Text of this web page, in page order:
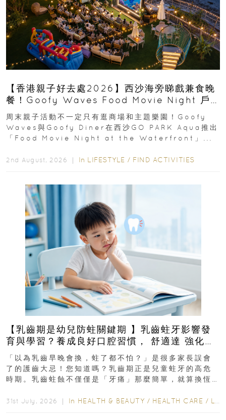
【香港親子好去處2026】西沙海旁睇戲兼食晚
餐！Goofy Waves Food Movie Night 戶
外影院逢週末登場
周末親子活動不一定只有逛商場和主題樂園！Goofy
Waves與Goofy Diner在西沙GO PARK Aqua推出
「Food Movie Night at the Waterfront」...
2nd August, 2026 ｜ In LIFESTYLE / FIND ACTIVITIES
【乳齒期是幼兒防蛀關鍵期 】乳齒蛀牙影響發
育與學習？養成良好口腔習慣， 舒適達 強化琺
瑯質 兒童牙膏防護指南
「以為乳齒早晚會換，蛀了都不怕？」是很多家長誤會
了的護齒大忌！您知道嗎？乳齒期正是兒童蛀牙的高危
時期。乳齒蛀蝕不僅僅是「牙痛」那麼簡單，就算換恆
31st July, 2026 ｜ In HEALTH & BEAUTY / HEALTH CARE / LIFESTYLE